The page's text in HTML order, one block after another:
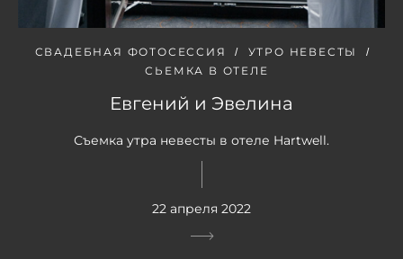
СВАДЕБНАЯ ФОТОСЕССИЯ
УТРО НЕВЕСТЫ
СЬЕМКА В ОТЕЛЕ
Евгений и Эвелина
Съемка утра невесты в отеле Hartwell.
22 апреля 2022